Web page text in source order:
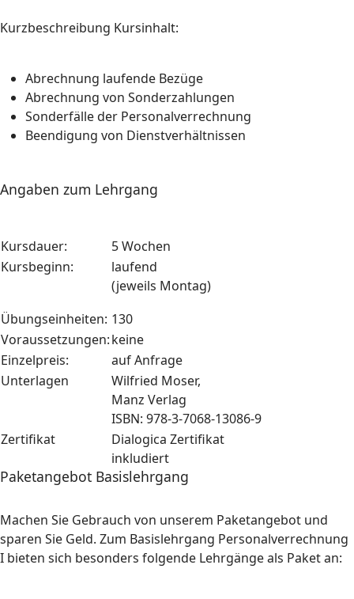
Kurzbeschreibung Kursinhalt:
Abrechnung laufende Bezüge
Abrechnung von Sonderzahlungen
Sonderfälle der Personalverrechnung
Beendigung von Dienstverhältnissen
Angaben zum Lehrgang
Kursdauer:
5 Wochen
Kursbeginn:
laufend
(jeweils Montag)
Übungseinheiten: 130
Voraussetzungen:keine
Einzelpreis:
auf Anfrage
Unterlagen
Wilfried Moser,
Manz Verlag
ISBN: 978-3-7068-13086-9
Zertifikat
Dialogica Zertifikat
inkludiert
Paketangebot Basislehrgang
Machen Sie Gebrauch von unserem Paketangebot und
sparen Sie Geld. Zum Basislehrgang Personalverrechnung
I bieten sich besonders folgende Lehrgänge als Paket an: